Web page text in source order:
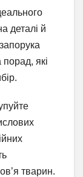
деталі й
які
тварин.